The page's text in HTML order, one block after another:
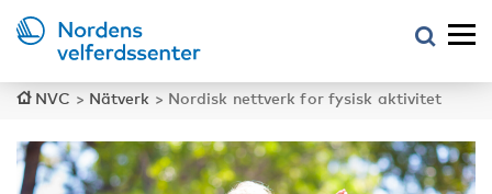
NVC > Nätverk > Nordisk nettverk for fysisk aktivitet